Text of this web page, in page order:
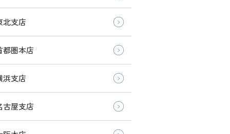
北支店
都圏本店
浜支店
古屋支店